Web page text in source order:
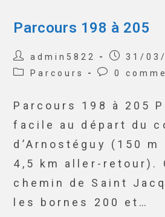
Parcours 198 à 205
admin5822
31/
Parcours
0
Parcours 198 à 205
facile au départ du
d’Arnostéguy (150
4,5 km aller-retour).
chemin de Saint
les bornes 200 et…